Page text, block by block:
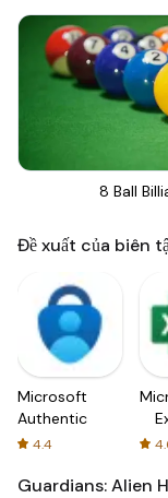
8 Ball
Đề xuất của biên
Microsoft
Authenticator
4.4
Guardians: Alien